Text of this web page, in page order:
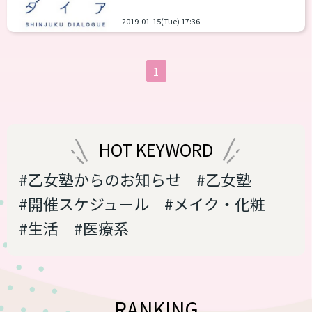
https://t.co/BMhhM7aAiV 2020年06月
28日 13:28 動物癒しの館@toyokaw...
きたぞ。 バータイムの店長は、夏の乙女
ん。このバーの売りは「SDGS」。
SDGS(エスディージーズ）とは聞きなれ
いうと、貧困をなくそうとか、飢餓を0
にとか17の大きな目標があり、その中に
はジェンダー平等を...
2019-01-15(Tue) 17:36
1
HOT KEYWORD
#乙女塾からのお知らせ
#乙女塾
#開催スケジュール
#メイク・化粧
#生活
#医療系